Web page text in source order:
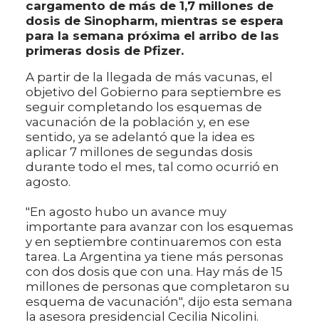
cargamento de más de 1,7 millones de
dosis de Sinopharm, mientras se espera
para la semana próxima el arribo de las
primeras dosis de Pfizer.
A partir de la llegada de más vacunas, el
objetivo del Gobierno para septiembre es
seguir completando los esquemas de
vacunación de la población y, en ese
sentido, ya se adelantó que la idea es
aplicar 7 millones de segundas dosis
durante todo el mes, tal como ocurrió en
agosto.
"En agosto hubo un avance muy
importante para avanzar con los esquemas
y en septiembre continuaremos con esta
tarea. La Argentina ya tiene más personas
con dos dosis que con una. Hay más de 15
millones de personas que completaron su
esquema de vacunación", dijo esta semana
la asesora presidencial Cecilia Nicolini.